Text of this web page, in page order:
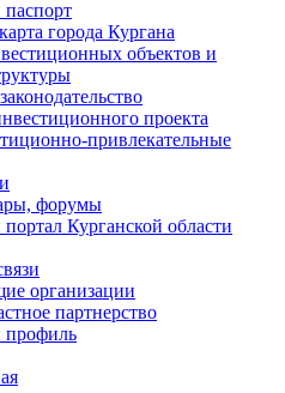
города Кургана
объектов и
проекта
привлекательные
форумы
Курганской области
организации
партнерство